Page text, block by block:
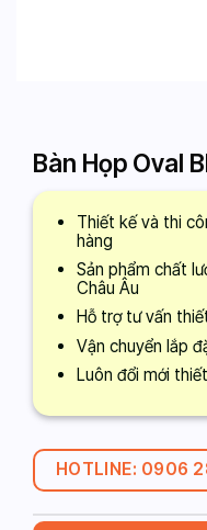
Bàn Họp Oval
Thiết kế và thi
hàng
Sản phẩm chất
Châu Âu
Hỗ trợ tư vấn
Vận chuyển lắp
Luôn đổi mới
HOTLINE: 0906